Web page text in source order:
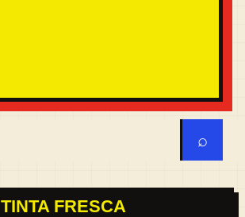
⌕
TINTA FRESCA